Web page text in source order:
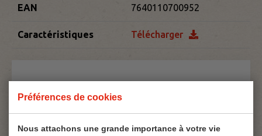
Préférences de cookies
Nous attachons une grande importance à votre vie
EAN 7640110700952
Caractéristiques Télécharger